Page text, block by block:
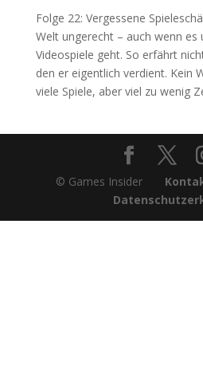
Folge 22: Vergessene
Welt ungerecht – auch wenn es
Videospiele geht. So erfährt
den er eigentlich verdient. Kein
viele Spiele, aber viel zu wenig
© Games Insider